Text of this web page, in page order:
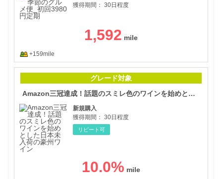
獲得期間： 30日程度
1,592
+159mile
グレード対象
Amazon三冠達成！話題のスミレ色のワインを始めとした日本未入荷の豪州ワイン
新規購入
獲得期間： 30日程度
リピート可
10.0%